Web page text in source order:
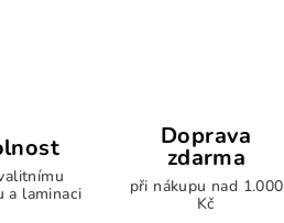
a laminaci
Doprava
zdarma
při nákupu nad 1.000
Kč